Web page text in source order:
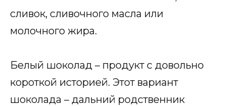
сливок, сливочного масла или
молочного жира.
Белый шоколад – продукт с довольно
короткой историей. Этот вариант
шоколада – дальний родственник